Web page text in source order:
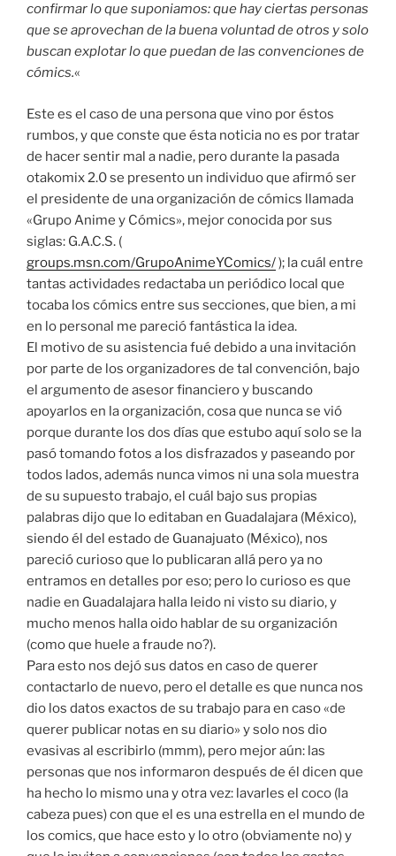
confirmar lo que suponiamos: que hay ciertas personas
que se aprovechan de la buena voluntad de otros y solo
buscan explotar lo que puedan de las convenciones de
cómics.«
Este es el caso de una persona que vino por éstos
rumbos, y que conste que ésta noticia no es por tratar
de hacer sentir mal a nadie, pero durante la pasada
otakomix 2.0 se presento un individuo que afirmó ser
el presidente de una organización de cómics llamada
«Grupo Anime y Cómics», mejor conocida por sus
siglas: G.A.C.S. (
groups.msn.com/GrupoAnimeYComics/); la cuál entre
tantas actividades redactaba un periódico local que
tocaba los cómics entre sus secciones, que bien, a mi
en lo personal me pareció fantástica la idea.
El motivo de su asistencia fué debido a una invitación
por parte de los organizadores de tal convención, bajo
el argumento de asesor financiero y buscando
apoyarlos en la organización, cosa que nunca se vió
porque durante los dos días que estubo aquí solo se la
pasó tomando fotos a los disfrazados y paseando por
todos lados, además nunca vimos ni una sola muestra
de su supuesto trabajo, el cuál bajo sus propias
palabras dijo que lo editaban en Guadalajara (México),
siendo él del estado de Guanajuato (México), nos
pareció curioso que lo publicaran allá pero ya no
entramos en detalles por eso; pero lo curioso es que
nadie en Guadalajara halla leido ni visto su diario, y
mucho menos halla oido hablar de su organización
(como que huele a fraude no?).
Para esto nos dejó sus datos en caso de querer
contactarlo de nuevo, pero el detalle es que nunca nos
dio los datos exactos de su trabajo para en caso «de
querer publicar notas en su diario» y solo nos dio
evasivas al escribirlo (mmm), pero mejor aún: las
personas que nos informaron después de él dicen que
ha hecho lo mismo una y otra vez: lavarles el coco (la
cabeza pues) con que el es una estrella en el mundo de
los comics, que hace esto y lo otro (obviamente no) y